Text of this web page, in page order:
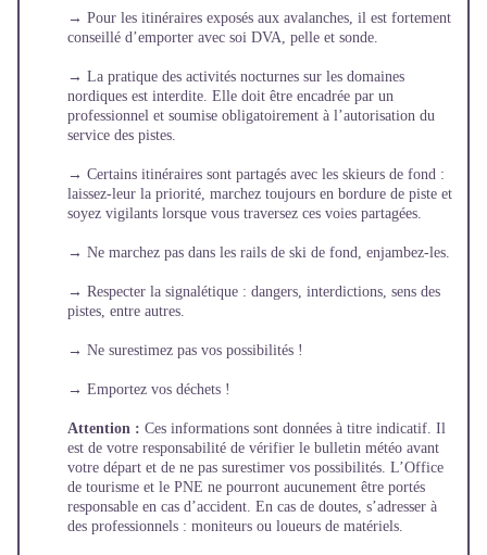
→ Pour les itinéraires exposés aux avalanches, il est fortement
conseillé d’emporter avec soi DVA, pelle et sonde.
→ La pratique des activités nocturnes sur les domaines
nordiques est interdite. Elle doit être encadrée par un
professionnel et soumise obligatoirement à l’autorisation du
service des pistes.
→ Certains itinéraires sont partagés avec les skieurs de fond :
laissez-leur la priorité, marchez toujours en bordure de piste et
soyez vigilants lorsque vous traversez ces voies partagées.
→ Ne marchez pas dans les rails de ski de fond, enjambez-les.
→ Respecter la signalétique : dangers, interdictions, sens des
pistes, entre autres.
→ Ne surestimez pas vos possibilités !
→ Emportez vos déchets !
Attention : Ces informations sont données à titre indicatif. Il
est de votre responsabilité de vérifier le bulletin météo avant
votre départ et de ne pas surestimer vos possibilités. L’Office
de tourisme et le PNE ne pourront aucunement être portés
responsable en cas d’accident. En cas de doutes, s’adresser à
des professionnels : moniteurs ou loueurs de matériels.